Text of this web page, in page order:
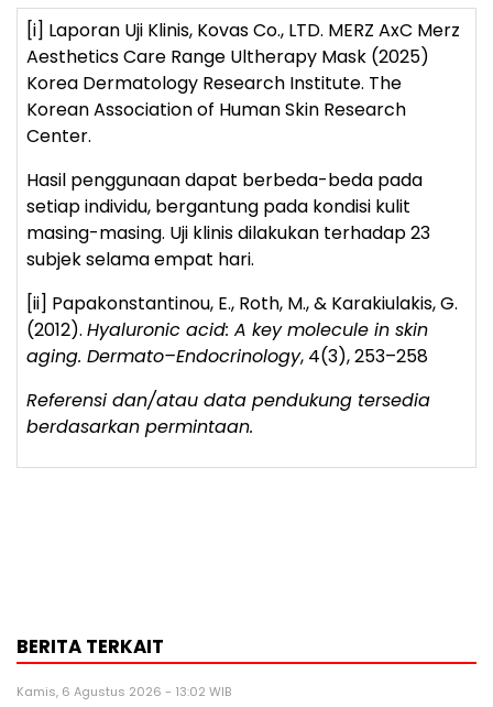
[i] Laporan Uji Klinis, Kovas Co., LTD. MERZ AxC Merz
Aesthetics Care Range Ultherapy Mask (2025)
Korea Dermatology Research Institute. The
Korean Association of Human Skin Research
Center.
Hasil penggunaan dapat berbeda-beda pada
setiap individu, bergantung pada kondisi kulit
masing-masing. Uji klinis dilakukan terhadap 23
subjek selama empat hari.
[ii] Papakonstantinou, E., Roth, M., & Karakiulakis, G.
(2012). Hyaluronic acid: A key molecule in skin
aging. Dermato–Endocrinology, 4(3), 253–258
Referensi dan/atau data pendukung tersedia
berdasarkan permintaan.
BERITA TERKAIT
Kamis, 6 Agustus 2026 - 13:02 WIB